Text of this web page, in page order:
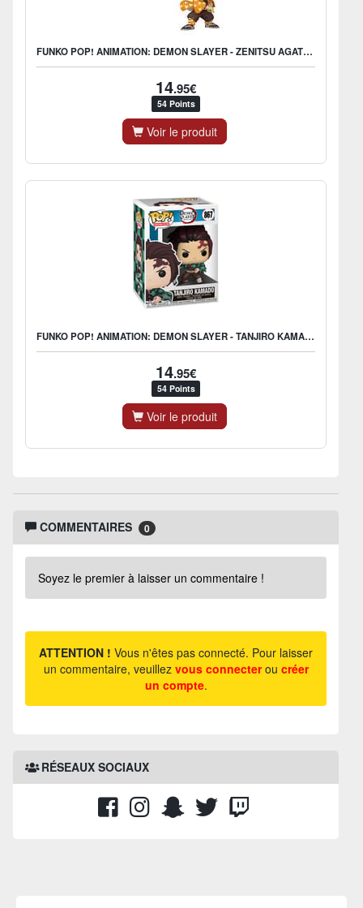
FUNKO POP! ANIMATION: DEMON SLAYER - ZENITSU AGATSUMA
14.95€
54 Points
Voir le produit
FUNKO POP! ANIMATION: DEMON SLAYER - TANJIRO KAMADO
14.95€
54 Points
Voir le produit
COMMENTAIRES 0
Soyez le premier à laisser un commentaire !
ATTENTION ! Vous n'êtes pas connecté. Pour laisser
un commentaire, veuillez vous connecterou créer
un compte.
RÉSEAUX SOCIAUX